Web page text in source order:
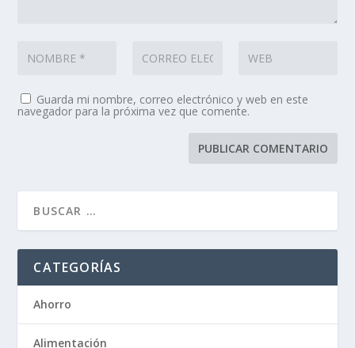
Guarda mi nombre, correo electrónico y web en este
navegador para la próxima vez que comente.
CATEGORÍAS
Ahorro
Alimentación